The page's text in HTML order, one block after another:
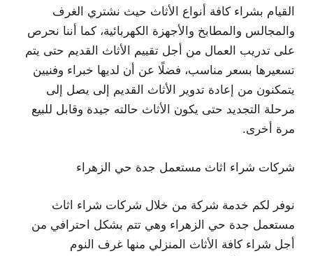
القيام بشراء كافة أنواع الأثاث حيث نشتري الغرف
والمجالس والمطابخ والأجهزة الكهربائية، كما أننا نحرص
على تدريب العمال من أجل تقييم الأثاث القديم حتى يتم
تسعيرها بسعر مناسب، فضلًا عن أن لديها خبراء وفنيين
يتمكنون من إعادة تدوير الأثاث القديم إلى يصل إلى
مرحلة التجديد حتى يكون الأثاث حالته جيدة وقابل للبيع
مرة أخرى.
شركات شراء اثاث مستعمل جدة حي الزهراء
نوفر لكم خدمة شركة من خلال شركات شراء اثاث
مستعمل جدة حي الزهراء وهي تتم بشكل احترافي من
أجل شراء كافة الأثاث المنزلي منها غرف النوم